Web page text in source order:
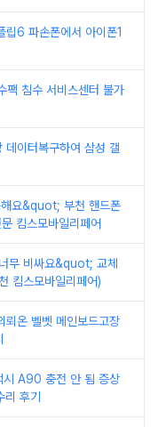
립6 파손폰에서 아이폰1
팩 침수 서비스센터 불가
이터복구하여 삼성 갤
요&quot; 부천 핸드폰
킴스모바일리페어
무 비싸요&quot; 교체
킴스모바일리페어)
뢰온 벨벳 메인보드고장
시 A90 충전 안 됨 증상
리 후기